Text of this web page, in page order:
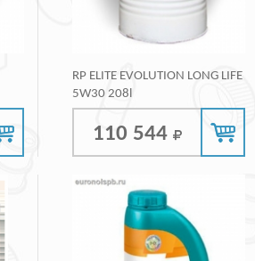
RP ELITE EVOLUTION LONG LIFE
5W30 208l
110 544